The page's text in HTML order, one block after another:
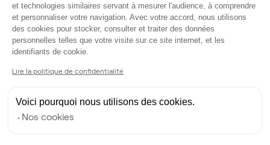
Climatisation
Espace d'attente
Espace détente
Ménage
et technologies similaires servant à mesurer l'audience, à comprendre
et personnaliser votre navigation. Avec votre accord, nous utilisons
des cookies pour stocker, consulter et traiter des données
personnelles telles que votre visite sur ce site internet, et les
identifiants de cookie.
Lire la politique de confidentialité
Voici pourquoi nous utilisons des cookies.
Nos cookies